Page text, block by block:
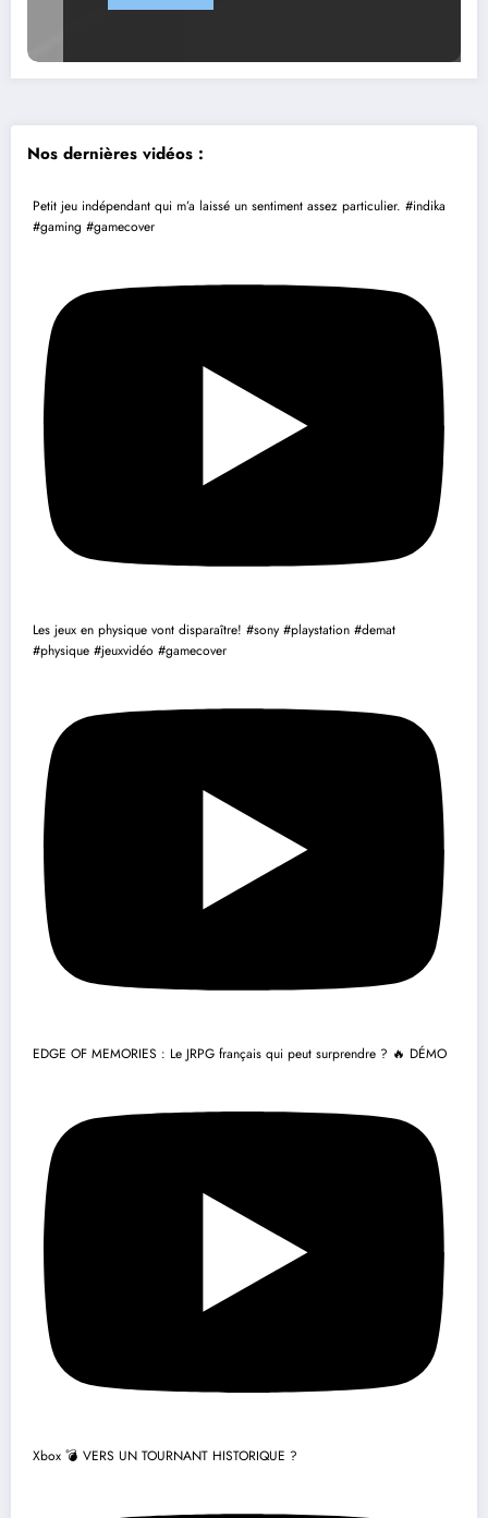
Nos dernières vidéos :
Petit jeu indépendant qui m’a laissé un sentiment assez particulier. #indika
#gaming #gamecover
Les jeux en physique vont disparaître! #sony #playstation #demat
#physique #jeuxvidéo #gamecover
EDGE OF MEMORIES : Le JRPG français qui peut surprendre ? 🔥 DÉMO
Xbox 💣 VERS UN TOURNANT HISTORIQUE ?